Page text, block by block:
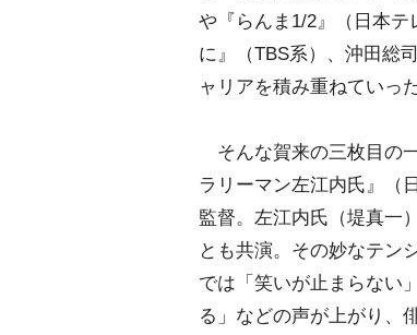
『らんま1/2』（日本テ
に』（TBS系）、沖田総
ャリアを積み重ねていった
そんな賀来の三枚目の
ラリーマン左江内氏』（
監督。左江内氏（堤真一
とも共演。その妙なテン
では「笑いが止まらない
る」などの声が上がり、